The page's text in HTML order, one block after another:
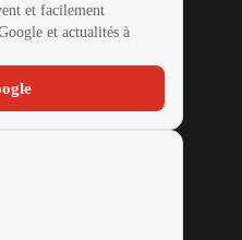
et facilement
et actualités à